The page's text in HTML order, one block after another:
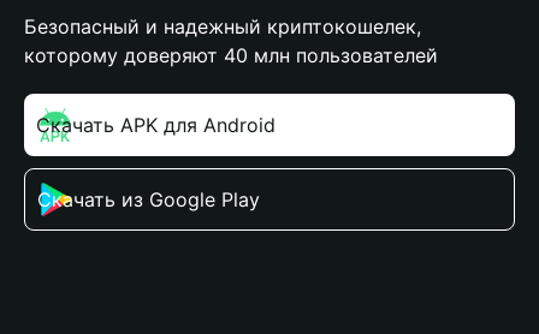
Безопасный и надежный криптокошелек,
которому доверяют 40 млн пользователей
Скачать APK для Android
Скачать из Google Play